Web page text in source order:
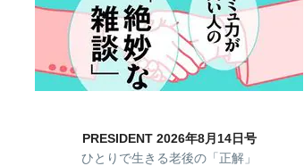
PRESIDENT 2026年8月14日号
ひとりで生きる老後の「正解」